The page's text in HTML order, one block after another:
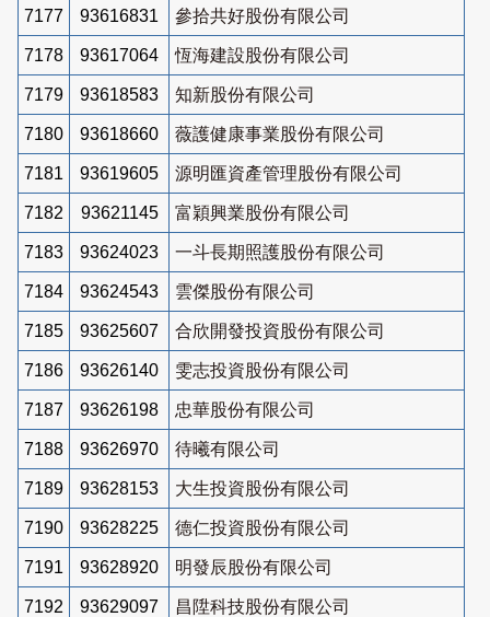
7177 93616831 參拾共好股份有限公司
7178 93617064 恆海建設股份有限公司
7179 93618583 知新股份有限公司
7180 93618660 薇護健康事業股份有限公司
7181 93619605 源明匯資產管理股份有限公司
7182 93621145 富穎興業股份有限公司
7183 93624023 一斗長期照護股份有限公司
7184 93624543 雲傑股份有限公司
7185 93625607 合欣開發投資股份有限公司
7186 93626140 雯志投資股份有限公司
7187 93626198 忠華股份有限公司
7188 93626970 待曦有限公司
7189 93628153 大生投資股份有限公司
7190 93628225 德仁投資股份有限公司
7191 93628920 明發辰股份有限公司
7192 93629097 昌陞科技股份有限公司